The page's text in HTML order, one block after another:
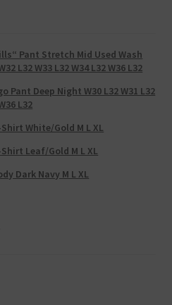
Pant Stretch Mid Used Wash
L32 W33 L32 W34 L32 W36 L32
Pant Deep Night W30 L32 W31 L32
L32
White/Gold M L XL
Leaf/Gold M L XL
Dark Navy M L XL